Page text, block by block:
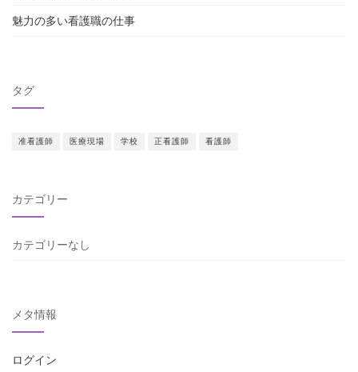
魅力の多い看護職の仕事
タグ
准看護師 医療現場 学校 正看護師 看護師
カテゴリー
カテゴリーなし
メタ情報
ログイン